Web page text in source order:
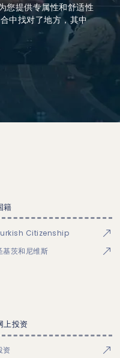
您提供专属性和舒适性
中找对了地方，其中
籍
Citizenship
基茨和尼维斯
上投资
资